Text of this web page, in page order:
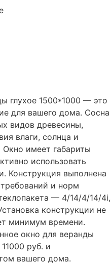
глухое 1500*1000 — это
для вашего дома. Сосна
видов древесины,
влаги, солнца и
имеет габариты
использовать
Конструкция выполнена
и норм
— 4/14/4/14/4i,
конструкции не
минимум времени.
окно для веранды
руб. и
вашего дома.